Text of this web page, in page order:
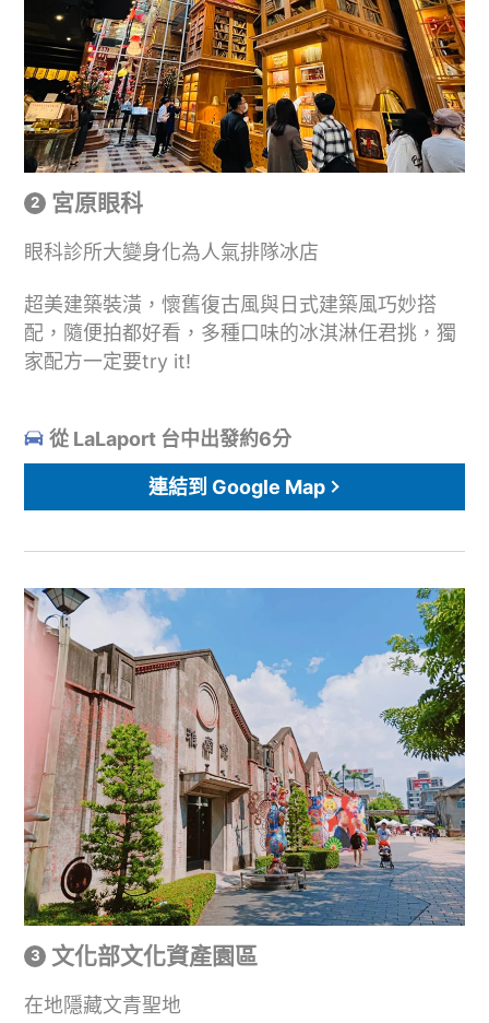
宮原眼科
眼科診所大變身化為人氣排隊冰店
超美建築裝潢，懷舊復古風與日式建築風巧妙搭
配，隨便拍都好看，多種口味的冰淇淋任君挑，獨
家配方一定要try it!
從 LaLaport 台中出發約6分
連結到 Google Map
文化部文化資產園區
在地隱藏文青聖地